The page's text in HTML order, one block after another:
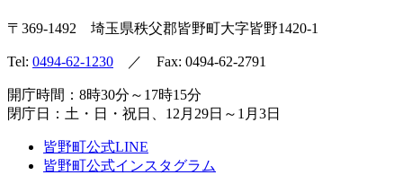
〒369-1492 埼玉県秩父郡皆野町大字皆野1420-1
Tel: 0494-62-1230 ／ Fax: 0494-62-2791
開庁時間：8時30分～17時15分
閉庁日：土・日・祝日、12月29日～1月3日
皆野町公式LINE
皆野町公式インスタグラム